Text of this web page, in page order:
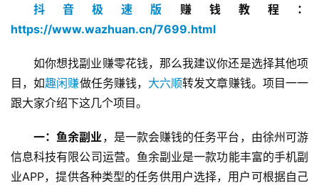
抖音极速版 赚钱教程：
https://www.wazhuan.cn/7699.html
如你想找副业赚零花钱，那么我建议你还是选择其他项
目，如趣闲赚做任务赚钱， 大六顺转发文章赚钱。项目一一
跟大家介绍下这几个项目。
一：鱼余副业，是一款会赚钱的任务平台，由徐州可游
信息科技有限公司运营。鱼余副业是一款功能丰富的手机副
业APP，提供各种类型的任务供用户选择，用户可根据自己